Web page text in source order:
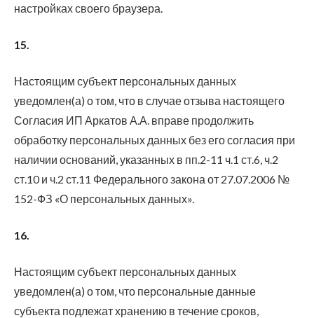
настройках своего браузера.
15.
Настоящим субъект персональных данных
уведомлен(а) о том, что в случае отзыва настоящего
Согласия ИП Аркатов А.А. вправе продолжить
обработку персональных данных без его согласия при
наличии оснований, указанных в пп.2-11 ч.1 ст.6, ч.2
ст.10 и ч.2 ст.11 Федерального закона от 27.07.2006 №
152-ФЗ «О персональных данных».
16.
Настоящим субъект персональных данных
уведомлен(а) о том, что персональные данные
субъекта подлежат хранению в течение сроков,